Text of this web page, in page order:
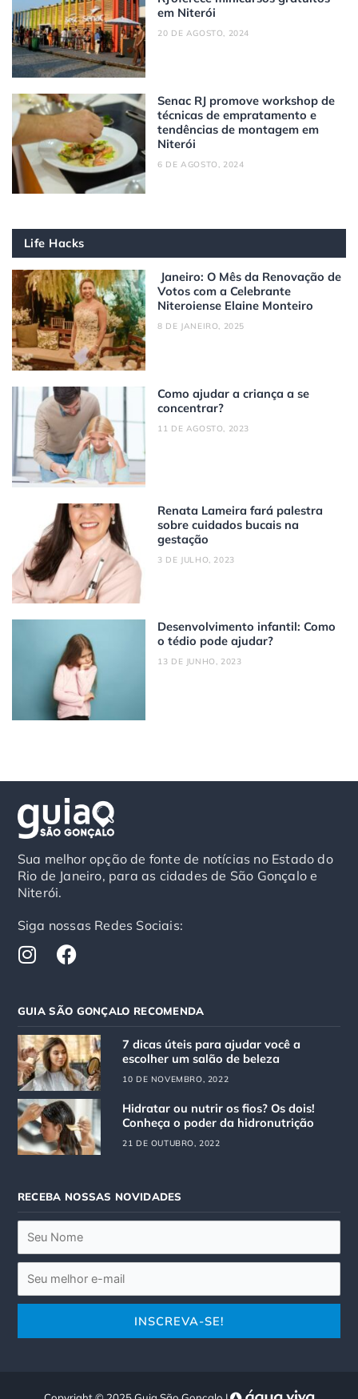
em Niterói
20 DE AGOSTO, 2024
Senac RJ promove workshop de
técnicas de empratamento e
tendências de montagem em
Niterói
6 DE AGOSTO, 2024
Life Hacks
Janeiro: O Mês da Renovação de
Votos com a Celebrante
Niteroiense Elaine Monteiro
8 DE JANEIRO, 2025
Como ajudar a criança a se
concentrar?
11 DE AGOSTO, 2023
Renata Lameira fará palestra
sobre cuidados bucais na
gestação
3 DE JULHO, 2023
Desenvolvimento infantil: Como
o tédio pode ajudar?
13 DE JUNHO, 2023
Sua melhor opção de fonte de notícias no Estado do
Rio de Janeiro, para as cidades de São Gonçalo e
Niterói.
Siga nossas Redes Sociais:
I
n
t
a
g
r
a
m
F
a
e
b
o
o
k
GUIA SÃO GONÇALO RECOMENDA
7 dicas úteis para ajudar você a
escolher um salão de beleza
10 DE NOVEMBRO, 2022
Hidratar ou nutrir os fios? Os dois!
Conheça o poder da hidronutrição
21 DE OUTUBRO, 2022
RECEBA NOSSAS NOVIDADES